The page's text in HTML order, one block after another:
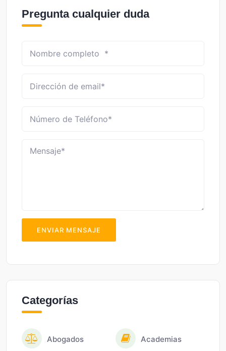
Pregunta cualquier duda
ENVIAR MENSAJE
Categorías
Abogados Academias